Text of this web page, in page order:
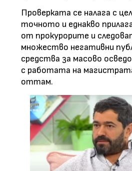
Проверката се налага с
точното и еднакво
от прокурорите и
множество негативни
средства за масово
с работата на
оттам.